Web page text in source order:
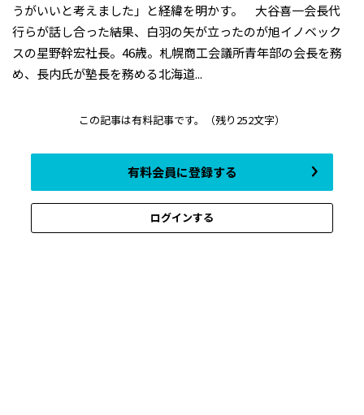
うがいいと考えました」と経緯を明かす。 大谷喜一会長代
行らが話し合った結果、白羽の矢が立ったのが旭イノベック
スの星野幹宏社長。46歳。札幌商工会議所青年部の会長を務
め、長内氏が塾長を務める北海道...
この記事は有料記事です。 （残り252文字）
有料会員に登録する
ログインする